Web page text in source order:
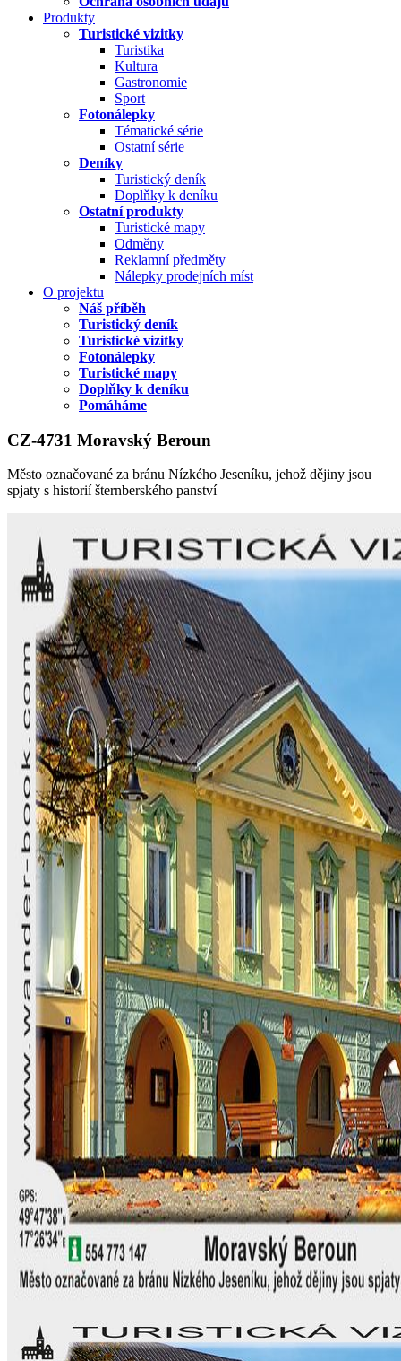
Produkty
Turistické vizitky
Turistika
Kultura
Gastronomie
Sport
Fotonálepky
Tématické série
Ostatní série
Deníky
Turistický deník
Doplňky k deníku
Ostatní produkty
Turistické mapy
Odměny
Reklamní předměty
Nálepky prodejních míst
O projektu
Náš příběh
Turistický deník
Turistické vizitky
Fotonálepky
Turistické mapy
Doplňky k deníku
Pomáháme
CZ-4731 Moravský Beroun
Město označované za bránu Nízkého Jeseníku, jehož dějiny jsou
spjaty s historií šternberského panství